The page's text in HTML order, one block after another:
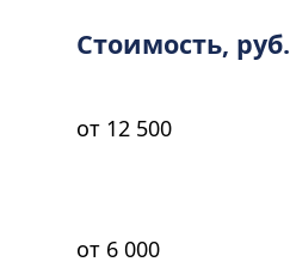
Стоимость, руб.
от 12 500
от 6 000